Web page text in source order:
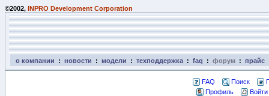
©2002, INPRO Development Corporation
о компании : новости : модели : техподдержка : faq : форум : прайс
FAQ Поиск
Профиль